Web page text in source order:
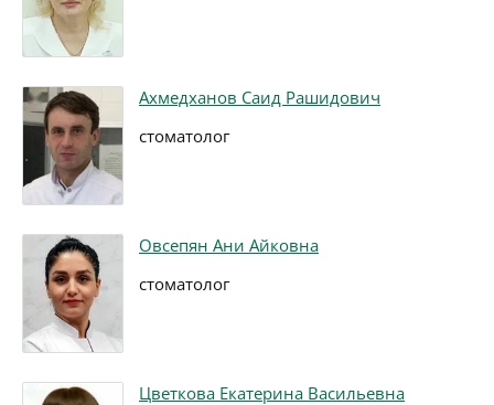
Ахмедханов Саид Рашидович
стоматолог
Овсепян Ани Айковна
стоматолог
Цветкова Екатерина Васильевна